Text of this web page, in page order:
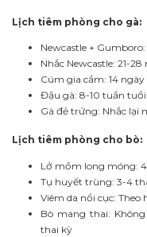
Lịch tiêm phòng cho gà:
Newcastle +
Nhắc Newcastle: 21-
Cúm gia cầm: 14
Đậu gà: 8-10 tuần
Gà đẻ trứng: Nhắc lại
Lịch tiêm phòng cho bò:
Lở mồm long móng:
Tụ huyết trùng: 3-4
Viêm da nổi cục:
Bò mang thai:
thai kỳ